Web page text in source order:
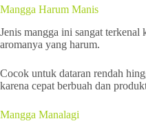
Mangga Harum Manis
Jenis mangga ini sangat terkenal
aromanya yang harum.
Cocok untuk dataran rendah
karena cepat berbuah dan
Mangga Manalagi